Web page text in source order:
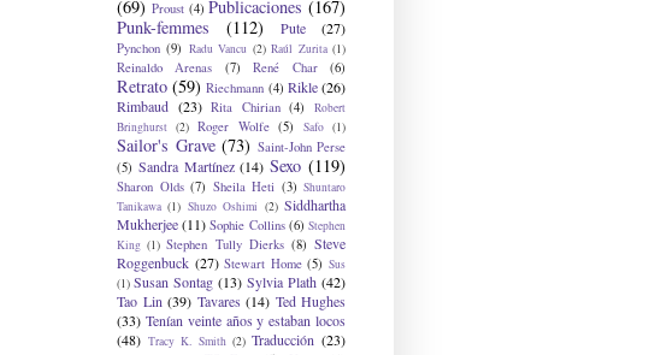
(69) Proust (4) Publicaciones (167)
Punk-femmes
(112) Pute (27)
Pynchon (9) Radu Vancu (2) Raúl Zurita (1)
Reinaldo Arenas (7) René Char (6)
Retrato (59) Riechmann (4) Rikle (26)
Rimbaud (23) Rita Chirian (4)
Robert
Bringhurst (2) Roger Wolfe (5) Safo (1)
Sailor's Grave (73) Saint-John Perse
(5) Sandra Martínez (14) Sexo (119)
Sharon Olds (7) Sheila Heti (3) Shuntaro
Tanikawa (1) Shuzo Oshimi (2) Siddhartha
Mukherjee (11) Sophie Collins (6) Stephen
King (1) Stephen Tully Dierks (8) Steve
Roggenbuck (27) Stewart Home (5) Sus
(1) Susan Sontag (13) Sylvia Plath (42)
Tao Lin (39) Tavares (14) Ted Hughes
(33) Tenían veinte años y estaban locos
(48) Tracy K. Smith (2) Traducción (23)